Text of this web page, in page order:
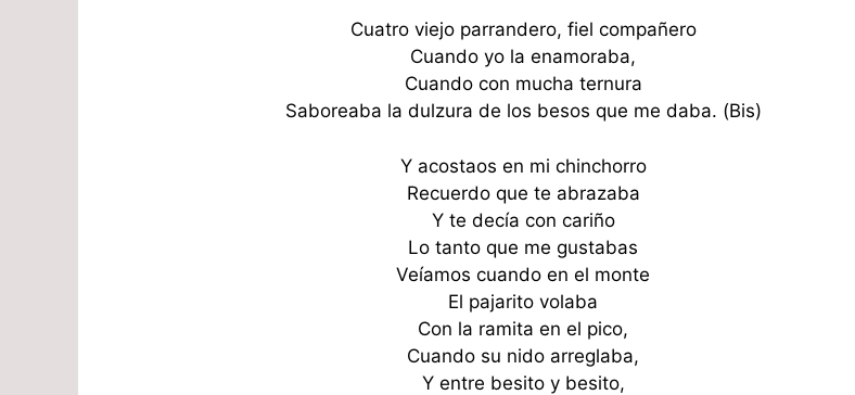
Cuatro viejo parrandero, fiel compañero
Cuando yo la enamoraba,
Cuando con mucha ternura
Saboreaba la dulzura de los besos que me daba. (Bis)
Y acostaos en mi chinchorro
Recuerdo que te abrazaba
Y te decía con cariño
Lo tanto que me gustabas
Veíamos cuando en el monte
El pajarito volaba
Con la ramita en el pico,
Cuando su nido arreglaba,
Y entre besito y besito,